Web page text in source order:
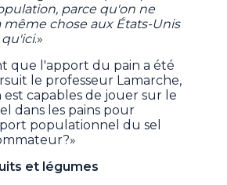
parce qu'on ne
même chose aux États-Unis
qu'ici.»
que l'apport du pain a été
le professeur Lamarche,
est capables de jouer sur le
dans les pains pour
populationnel du sel
et légumes